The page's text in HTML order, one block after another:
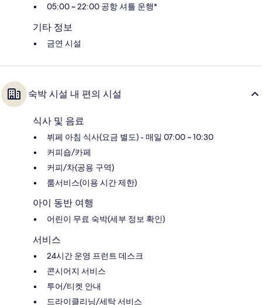
05:00 ~ 22:00 공항 셔틀 운행*
기타 정보
금연 시설
숙박 시설 내 편의 시설
식사 및 음료
뷔페 아침 식사(요금 별도) - 매일 07:00 ~ 10:30
커피숍/카페
커피/차(공용 구역)
룸서비스(이용 시간 제한)
아이 동반 여행
어린이 무료 숙박(세부 정보 확인)
서비스
24시간 운영 프런트 데스크
콘시어지 서비스
투어/티켓 안내
드라이클리닝/세탁 서비스